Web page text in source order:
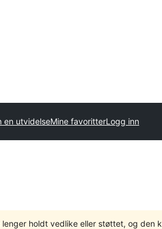
en utvidelseMine favoritterLogg inn
lenger holdt vedlike eller støttet, og den